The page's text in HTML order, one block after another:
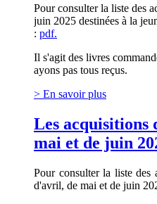
Pour consulter la liste des
juin 2025 destinées à la
: pdf.
Il s'agit des livres
ayons pas tous reçus.
> En savoir plus
Les acquisitions
mai et de juin
Pour consulter la liste des
d'avril, de mai et de juin